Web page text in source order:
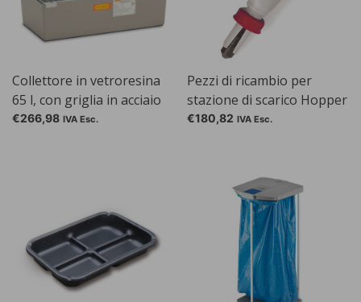
Collettore in vetroresina
65 l, con griglia in acciaio
zincato
€266,98 IVA Esc.
Pezzi di ricambio per
stazione di scarico Hopper
€180,82 IVA Esc.